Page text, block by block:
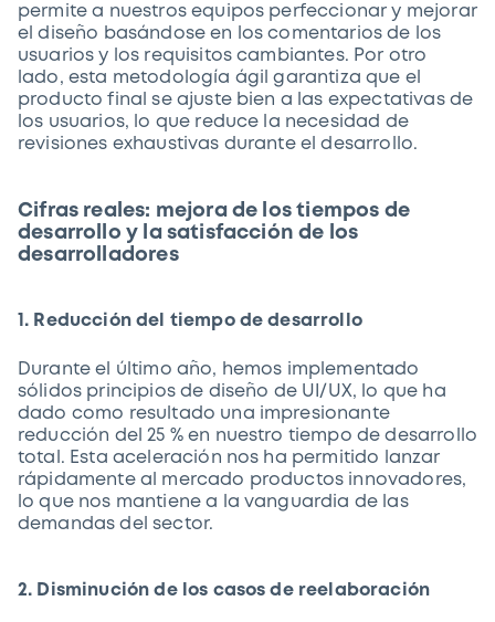
permite a nuestros equipos perfeccionar y mejorar
el diseño basándose en los comentarios de los
usuarios y los requisitos cambiantes. Por otro
lado, esta metodología ágil garantiza que el
producto final se ajuste bien a las expectativas de
los usuarios, lo que reduce la necesidad de
revisiones exhaustivas durante el desarrollo.
Cifras reales: mejora de los tiempos de
desarrollo y la satisfacción de los
desarrolladores
1. Reducción del tiempo de desarrollo
Durante el último año, hemos implementado
sólidos principios de diseño de UI/UX, lo que ha
dado como resultado una impresionante
reducción del 25 % en nuestro tiempo de desarrollo
total. Esta aceleración nos ha permitido lanzar
rápidamente al mercado productos innovadores,
lo que nos mantiene a la vanguardia de las
demandas del sector.
2. Disminución de los casos de reelaboración